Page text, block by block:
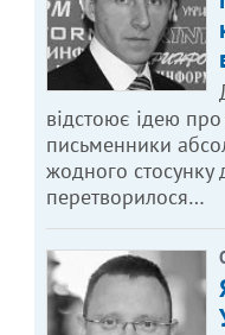
відстоює ідею про
письменники
жодного стосунку
перетворилося…